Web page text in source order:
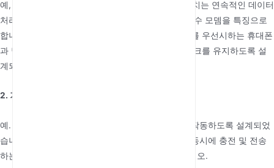
예, 상당히 빠릅니다. 이
장치는 연속적인 데이터
처리량을 위해 설계된 전용 4×4 MIMO 안테나와 특수 모뎀을 특징으로
합니다. 핫스팟 속도를 제한하여 배터리 및 열 관리를 우선시하는 휴대폰
과 달리, 모바일 라우터는 여러 시간 동안 고성능 링크를 유지하도록 설
계되었습니다.
2. 기기를 충전하는 동안에도 사용할 수 있습니까?
예. 전문 모바일 라우터는 전원에 연결된 상태에서 작동하도록 설계되었
습니다. 그러나 최고의 열 성능을 위해서는 기기가 동시에 충전 및 전송
하는 동안 열을 가두는 재료로 덮이지 않도록 하십시오.